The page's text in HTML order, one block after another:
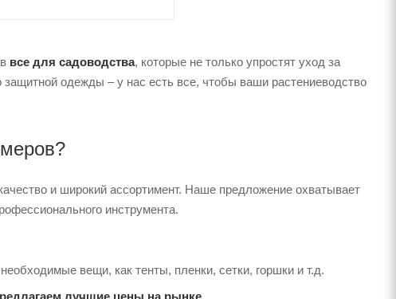
все для садоводства, которые не только упростят уход за
одежды – у нас есть все, чтобы ваши растениеводство
и широкий ассортимент. Наше предложение охватывает
инструмента.
вещи, как тенты, пленки, сетки, горшки и т.д.
лучшие цены на рынке.